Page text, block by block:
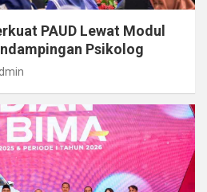
PAUD Lewat Modul
Psikolog